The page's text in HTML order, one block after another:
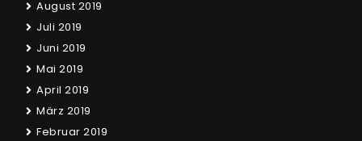
August 2019
Juli 2019
Juni 2019
Mai 2019
April 2019
März 2019
Februar 2019